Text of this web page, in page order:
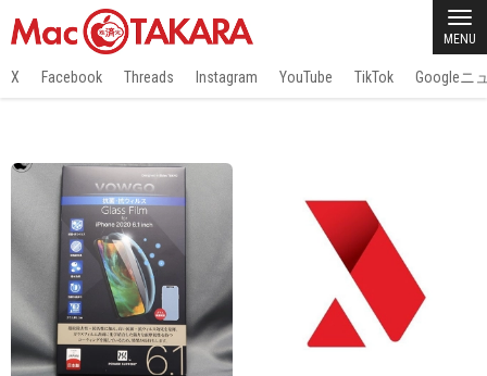
MENU
X Facebook Threads Instagram YouTube TikTok Googleニ